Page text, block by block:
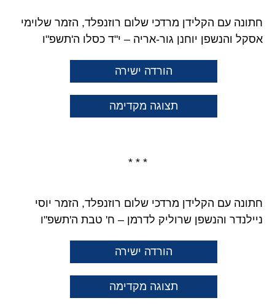
חתונה עם הקלידן מרדכי שלום רוזנפלד, הזמר שלוימי
אסקל והנשפן יוחנן גור-אריה – י"ד כסלו ה'תשפ"ו
הורדה ישירה
תצוגה מקדימה
* * *
חתונה עם הקלידן מרדכי שלום רוזנפלד, הזמר יוסי
ניילנדר והנשפן שרוליק לדרמן – ח' טבת ה'תשפ"ו
הורדה ישירה
תצוגה מקדימה